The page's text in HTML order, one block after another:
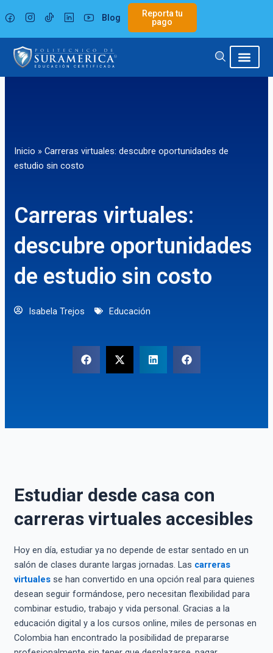
al
contenido
Blog
Reporta tu
pago
Inicio » Carreras virtuales: descubre oportunidades de
estudio sin costo
Carreras virtuales:
descubre oportunidades
de estudio sin costo
Isabela Trejos Educación
Estudiar desde casa con
carreras virtuales accesibles
Hoy en día, estudiar ya no depende de estar sentado en un
salón de clases durante largas jornadas. Las carreras
virtualesse han convertido en una opción real para quienes
desean seguir formándose, pero necesitan flexibilidad para
combinar estudio, trabajo y vida personal. Gracias a la
educación digital y a los cursos online, miles de personas en
Colombia han encontrado la posibilidad de prepararse